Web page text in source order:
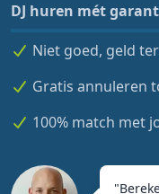
DJ huren mét
Niet goed, geld
Gratis annuleren
100% match met
"